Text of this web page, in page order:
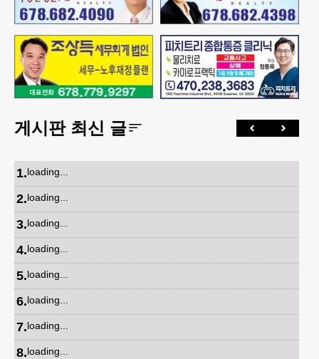
게시판 최신 글
1.loading...
2.loading...
3.loading...
4.loading...
5.loading...
6.loading...
7.loading...
8.loading...